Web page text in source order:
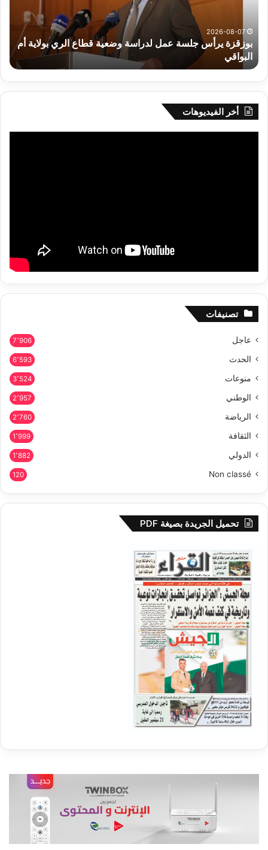
الري
بولاية
البواقي
2026-08-07
بوزقزة يرأس جلسة عمل لدراسة وضعية قطاع الري بولاية أم
البواقي
أخر الفيديوهات
تصنيفات
عاجل 7٬906
الحدث 6٬593
منوعات 3٬524
الوطني 2٬957
الرياضة 2٬760
الثقافة 1٬999
الدولي 1٬882
Non classé
120
تحميل الجريدة بصيغة PDF